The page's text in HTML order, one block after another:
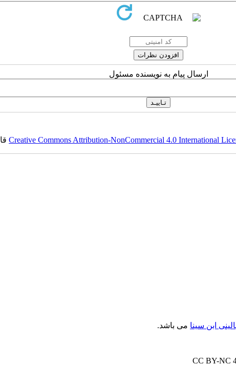
ارسال پیام به نویسنده مسئول
Creative Commons Attribution-NonCommercial 4.0 International
ابن سینا می باشد.